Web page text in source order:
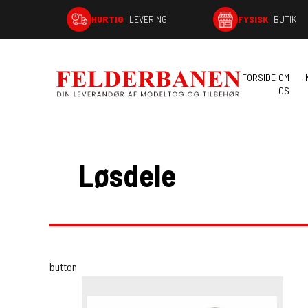
HURTIG LEVERING FYSISK BUTIK
FORSIDE OM
OS
Løsdele
button